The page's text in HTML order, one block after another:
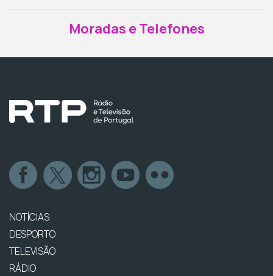
Moradas e Telefones
NOTÍCIAS
DESPORTO
TELEVISÃO
RÁDIO